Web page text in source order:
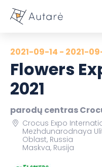
2021-09-14 - 2021-
Flowers
2021
parodų centras
Crocus Expo
Mezhdunarodnaya
Oblast, Russia
Maskva, Rusija